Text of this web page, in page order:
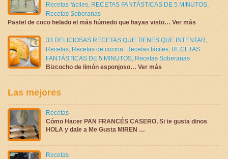
Recetas fáciles, RECETAS FANTÁSTICAS DE 5 MINUTOS,
Recetas Soberanas
Pastel de coco helado el más húmedo que hayas visto… Ver más
33 DELICIOSAS RECETAS QUE TIENES QUE INTENTAR,
Recetas, Recetas de cocina, Recetas fáciles, RECETAS
FANTÁSTICAS DE 5 MINUTOS, Recetas Soberanas
Bizcocho de limón esponjoso… Ver más
Las mejores
Recetas
Cómo Hacer PAN FRANCÉS CASERO, Si te gusta dinos
HOLA y dale a Me Gusta MIREN …
Recetas